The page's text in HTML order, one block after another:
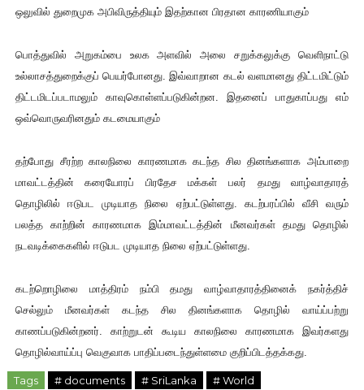
ஒலுவில் துறைமுக அபிவிருத்தியும் இதற்கான பிரதான காரணியாகும்
பொத்துவில் அறுகம்பை உலக அளவில் அலை சறுக்கலுக்கு வெளிநாட்டு
உல்லாசத்துறைக்குப் பெயர்போனது. இவ்வாறான கடல் வளமானது திட்டமிட்டும்
திட்டமிடப்படாமலும் காவுகொள்ளப்படுகின்றன. இதனைப் பாதுகாப்பது எம்
ஒவ்வொருவரினதும் கடமையாகும்
தற்போது சீரற்ற காலநிலை காரணமாக கடந்த சில தினங்களாக அம்பாறை
மாவட்டத்தின் கரையோரப் பிரதேச மக்கள் பலர் தமது வாழ்வாதாரத்
தொழிலில் ஈடுபட முடியாத நிலை ஏற்பட்டுள்ளது. கடற்பரப்பில் வீசி வரும்
பலத்த காற்றின் காரணமாக இம்மாவட்டத்தின் மீனவர்கள் தமது தொழில்
நடவடிக்கைகளில் ஈடுபட முடியாத நிலை ஏற்பட்டுள்ளது.
கடற்றொழிலை மாத்திரம் நம்பி தமது வாழ்வாதாரத்தினைக் நகர்த்திச்
செல்லும் மீனவர்கள் கடந்த சில தினங்களாக தொழில் வாய்ப்பற்று
காணப்படுகின்றனர். காற்றுடன் கூடிய காலநிலை காரணமாக இவர்களது
தொழில்வாய்ப்பு வெகுவாக பாதிப்படைந்துள்ளமை குறிப்பிடத்தக்கது.
Tags # documents # SriLanka # World